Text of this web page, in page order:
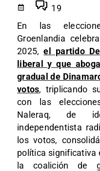
19
En las
Groenlandia
2025,el partido
liberal y que
gradual de
votos, triplicando
con las
Naleraq, de
independentista
los votos,
política significativa
la coalición de